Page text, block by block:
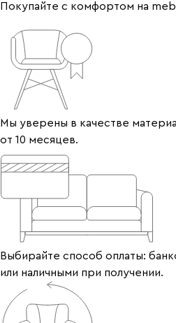
Покупайте с комфортом на
Мы уверены в качестве
от 10 месяцев.
Выбирайте способ оплаты:
или наличными при получении.